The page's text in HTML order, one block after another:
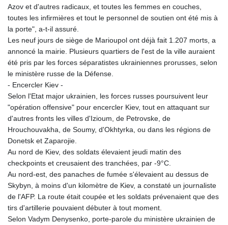
Azov et d'autres radicaux, et toutes les femmes en couches,
toutes les infirmières et tout le personnel de soutien ont été mis à
la porte", a-t-il assuré.
Les neuf jours de siège de Marioupol ont déjà fait 1.207 morts, a
annoncé la mairie. Plusieurs quartiers de l'est de la ville auraient
été pris par les forces séparatistes ukrainiennes prorusses, selon
le ministère russe de la Défense.
- Encercler Kiev -
Selon l'Etat major ukrainien, les forces russes poursuivent leur
"opération offensive" pour encercler Kiev, tout en attaquant sur
d'autres fronts les villes d'Izioum, de Petrovske, de
Hrouchouvakha, de Soumy, d'Okhtyrka, ou dans les régions de
Donetsk et Zaparojie.
Au nord de Kiev, des soldats élevaient jeudi matin des
checkpoints et creusaient des tranchées, par -9°C.
Au nord-est, des panaches de fumée s'élevaient au dessus de
Skybyn, à moins d'un kilomètre de Kiev, a constaté un journaliste
de l'AFP. La route était coupée et les soldats prévenaient que des
tirs d'artillerie pouvaient débuter à tout moment.
Selon Vadym Denysenko, porte-parole du ministère ukrainien de